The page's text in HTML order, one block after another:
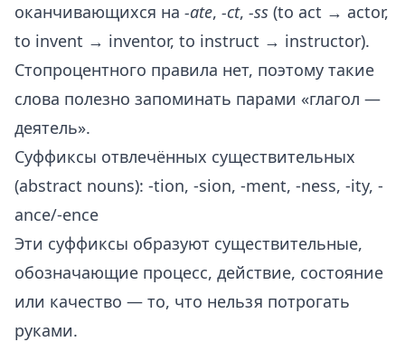
оканчивающихся на -ate, -ct, -ss (to act → actor,
to invent → inventor, to instruct → instructor).
Стопроцентного правила нет, поэтому такие
слова полезно запоминать парами «глагол —
деятель».
Суффиксы отвлечённых существительных
(abstract nouns): -tion, -sion, -ment, -ness, -ity, -
ance/-ence
Эти суффиксы образуют существительные,
обозначающие процесс, действие, состояние
или качество — то, что нельзя потрогать
руками.